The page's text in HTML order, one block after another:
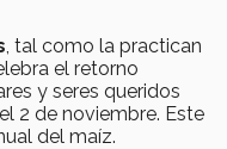
, tal como la practican
el retorno
y seres queridos
2 de noviembre. Este
del maíz.